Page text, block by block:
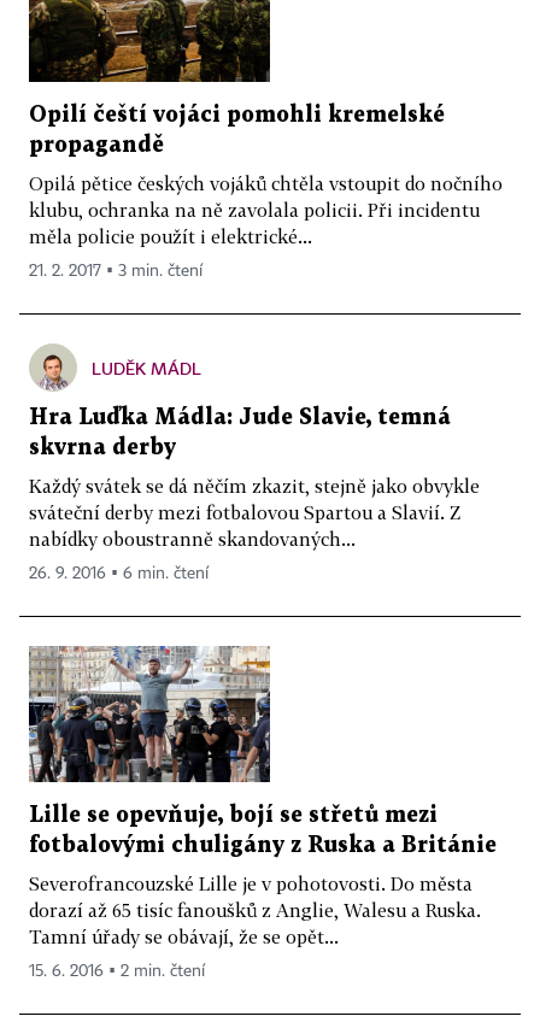
Opilí čeští vojáci pomohli kremelské
propagandě
Opilá pětice českých vojáků chtěla vstoupit do nočního
klubu, ochranka na ně zavolala policii. Při incidentu
měla policie použít i elektrické...
21. 2. 2017 ▪ 3 min. čtení
LUDĚK MÁDL
Hra Luďka Mádla: Jude Slavie, temná
skvrna derby
Každý svátek se dá něčím zkazit, stejně jako obvykle
sváteční derby mezi fotbalovou Spartou a Slavií. Z
nabídky oboustranně skandovaných...
26. 9. 2016 ▪ 6 min. čtení
Lille se opevňuje, bojí se střetů mezi
fotbalovými chuligány z Ruska a Británie
Severofrancouzské Lille je v pohotovosti. Do města
dorazí až 65 tisíc fanoušků z Anglie, Walesu a Ruska.
Tamní úřady se obávají, že se opět...
15. 6. 2016 ▪ 2 min. čtení